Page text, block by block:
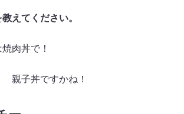
えてください。
肉丼で！
親子丼ですかね！